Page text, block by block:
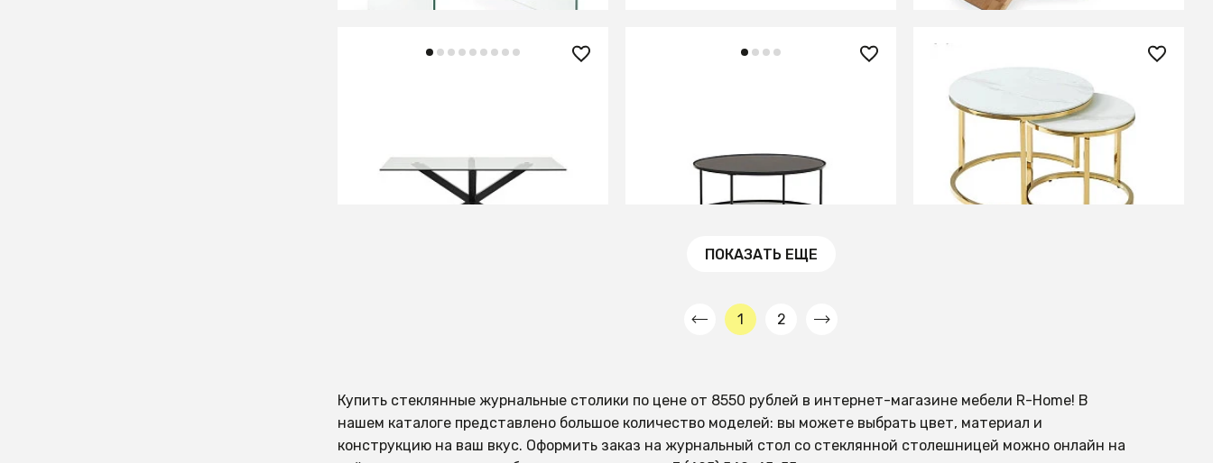
В КОРЗИНУ
матовой черной отделкой Ø 80
В КОРЗИНУ
55 520 ₽
Комплект MUSE II 2 стола
бел.мрамор/золотой
В КОРЗИНУ
ПОКАЗАТЬ ЕЩЕ
1 2
Купить стеклянные журнальные столики по цене от 8550 рублей в интернет-магазине мебели R-Home! В
нашем каталоге представлено большое количество моделей: вы можете выбрать цвет, материал и
конструкцию на ваш вкус. Оформить заказ на журнальный стол со стеклянной столешницей можно онлайн на